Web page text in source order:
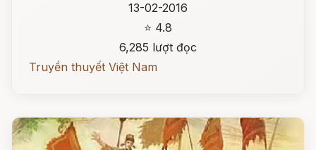
13-02-2016
⭐ 4.8
6,285 lượt đọc
Truyền thuyết Việt Nam